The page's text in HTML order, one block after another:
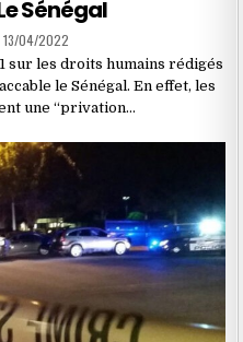
Sénégal
13/04/2022
sur les droits humains rédigés
le Sénégal. En effet, les
une ‘‘privation…